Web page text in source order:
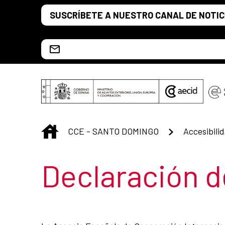
Saltar al contenido principal
SUSCRÍBETE A NUESTRO CANAL DE
INICIO
CCE - SANTO DOMINGO
Título de la
Declaración